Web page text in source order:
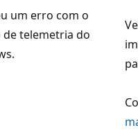
um erro com o
de telemetria do